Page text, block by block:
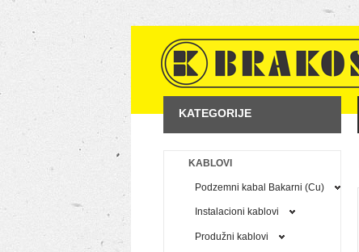
KATEGORIJE
KABLOVI
Podzemni kabal Bakarni (Cu)
Instalacioni kablovi
Produžni kablovi